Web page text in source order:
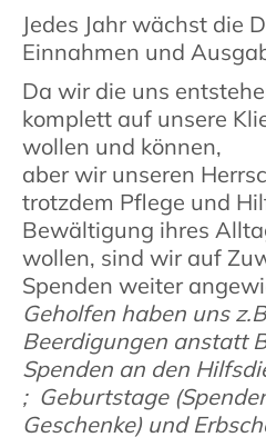
Jedes Jahr wächst die
Einnahmen und
Da wir die uns
komplett auf unsere
wollen und können,
aber wir unseren
trotzdem Pflege und
Bewältigung ihres
wollen, sind wir auf
Spenden weiter
Geholfen haben uns
Beerdigungen anstatt
Spenden an den
; Geburtstage
Geschenke) und